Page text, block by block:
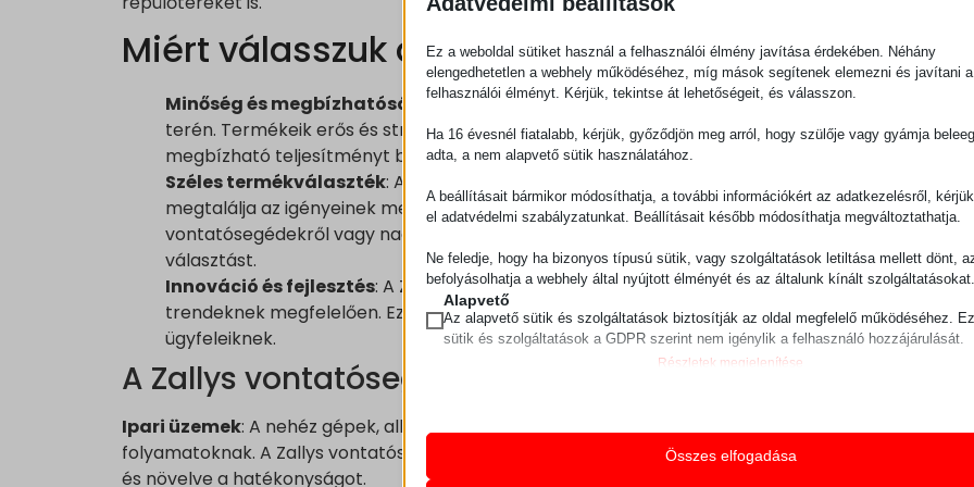
Miért válasszuk a Zallys-t?
Minőség és megbízhatóság
: A Zallys a minőség és a megbízhatóság jelképe a
terén. Termékeik erős és strapabíró kialakítással rendelkeznek, ami hosszú élettartamot és
megbízható teljesítményt biztosít.
Széles termékválaszték: A Zallys széles termékválasztéka lehetővé teszi, hogy minden ügyfél
megtalálja az igényeinek megfelelő megoldást. Legyen szó könnyű, manőverezhető
vontatósegédekről vagy nagyobb terhelésre tervezett modellekről, a Zallys biztosítja a
választást.
Innováció és fejlesztés: A Zallys folyamatosan fejleszti termékeit az ügyfelek igényeinek és a
trendeknek megfelelően. Ez biztosítja, hogy mindig a legújabb technológiát és funkciókat
ügyfeleiknek.
A Zallys vontatósegédek alkalmazási területei
Ipari üzemek: A nehéz gépek, alkatrészek vagy anyagok mozgatása gyakran fontos része az ipari
folyamatoknak. A Zallys vontatósegédek segítenek ebben a feladatban, minimalizálva a munkaerő
és növelve a hatékonyságot.
Ez a weboldal sütiket használ a felhasználói élmény javítása érdekében. Néhány
elengedhetetlen a webhely működéséhez, míg mások segítenek elemezni és javítani a
felhasználói élményt. Kérjük, tekintse át lehetőségeit, és válasszon.
Ha 16 évesnél fiatalabb, kérjük, győződjön meg arról, hogy szülője vagy gyámja
adta, a nem alapvető sütik használatához.
A beállításait bármikor módosíthatja, a további információkért az adatkezelésről,
el adatvédelmi szabályzatunkat. Beállításait később módosíthatja megváltoztathatja.
Ne feledje, hogy ha bizonyos típusú sütik, vagy szolgáltatások letiltása mellett dönt,
befolyásolhatja a webhely által nyújtott élményét és az általunk kínált szolgáltatásokat.
Alapvető
Az alapvető sütik és szolgáltatások biztosítják az oldal megfelelő működéséhez.
sütik és szolgáltatások a GDPR szerint nem igénylik a felhasználó hozzájárulását.
Részletek megjelenítése
lehetővé teszik számunkra, hogy betekintést nyerjünk abba, hogyan lépnek
Összes elfogadása